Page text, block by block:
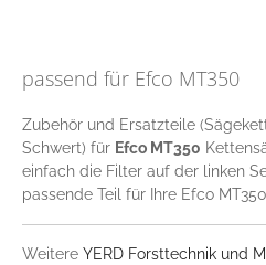
passend für Efco MT350
Zubehör und Ersatzteile
Schwert) für Efco MT350
einfach die Filter auf der linken
passende Teil für Ihre Efco
Weitere YERD Forsttechnik und